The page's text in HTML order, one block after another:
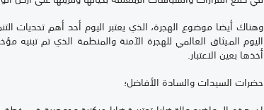
وهناك أيضا موضوع الهجرة، الذي يعتبر اليوم أحد أهم تحديات
اليوم المـيثاق العالمي للهجرة الآمنة والمنظمة الذي تم تبنيه
أخذها بعين الاعتبار.
حضرات السيدات والسادة الأفاضل؛